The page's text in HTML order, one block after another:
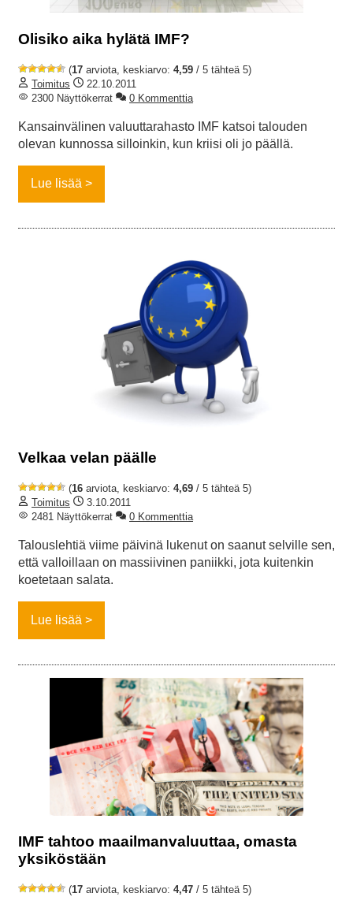
Olisiko aika hylätä IMF?
(17 arviota, keskiarvo: 4,59 / 5 tähteä 5)
Toimitus
22.10.2011
2300 Näyttökerrat
0 Kommenttia
Kansainvälinen valuuttarahasto IMF katsoi talouden
olevan kunnossa silloinkin, kun kriisi oli jo päällä.
Lue lisää
Velkaa velan päälle
(16 arviota, keskiarvo: 4,69 / 5 tähteä 5)
Toimitus
3.10.2011
2481 Näyttökerrat
0 Kommenttia
Talouslehtiä viime päivinä lukenut on saanut selville sen,
että valloillaan on massiivinen paniikki, jota kuitenkin
koetetaan salata.
Lue lisää
IMF tahtoo maailmanvaluuttaa, omasta
yksiköstään
(17 arviota, keskiarvo: 4,47 / 5 tähteä 5)